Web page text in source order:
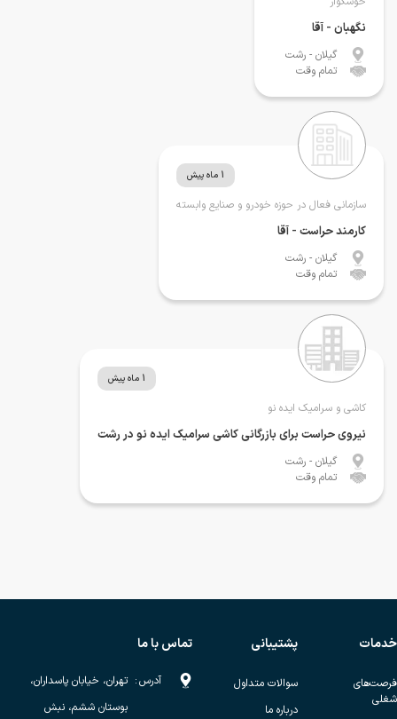
نگهبان - آقا
گیلان - رشت
تمام وقت
1 ماه پیش
سازمانی فعال در حوزه خودرو و صنایع وابسته
کارمند حراست - آقا
گیلان - رشت
تمام وقت
1 ماه پیش
کاشی و سرامیک ایده نو
نیروی حراست برای بازرگانی کاشی سرامیک ایده نو در رشت
گیلان - رشت
تمام وقت
خدمات
فرصت‌های
شغلی
پشتیبانی
سوالات متداول
درباره ما
تماس با ما
آدرس: تهران، خیابان پاسداران،
بوستان ششم، نبش